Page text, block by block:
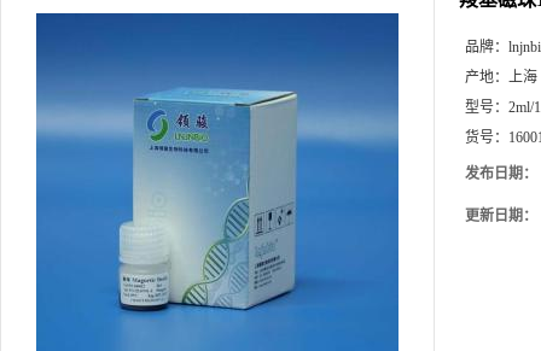
品牌：
产地： 上海
型号： 2ml/
货号：
发布日期：
更新日期：